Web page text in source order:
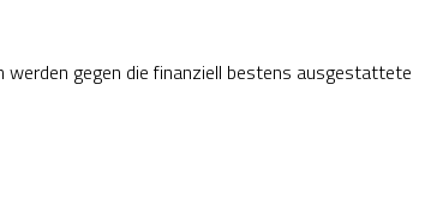
gegen die finanziell bestens ausgestattete